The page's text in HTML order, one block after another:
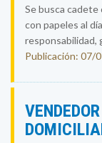
Se busca cadete
con papeles al
responsabilidad,
Publicación: 07/